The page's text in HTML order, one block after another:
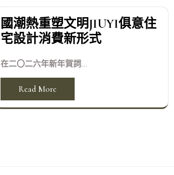
國潮熱重塑文明JIUYI俱意住
宅設計消費新形式
在二〇二六年新年賀詞...
Read More